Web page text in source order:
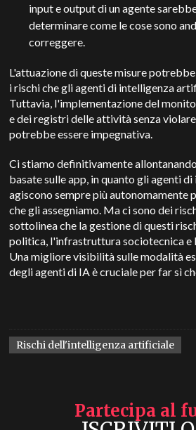
input e output di un agente
determinare come le cose sono
correggere.
L'attuazione di queste misure
i rischi che gli agenti di intelligenza
Tuttavia, l'implementazione del
e dei registri delle attività senza
potrebbe essere impegnativa.
Ci stiamo definitivamente
basate sulle app, in quanto gli agenti
agiscono sempre più autonomamente
che gli assegniamo. Ma ci sono dei
sottolinea che la gestione di questi
politica, l'infrastruttura sociotecnica e
Una migliore visibilità sulle modalità
degli agenti di IA è cruciale per far sì
Rischi dell'intelligenza artificiale
Partecipa al